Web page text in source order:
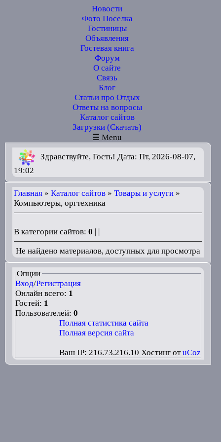
Новости
Фото Поселка
Гостиницы
Объявления
Гостевая книга
Форум
О сайте
Связь
Блог
Статьи про Отдых
Ответы на вопросы
Каталог сайтов
Загрузки (Скачать)
☰ Menu
Здравствуйте, Гость! Дата: Пт, 2026-08-07,
19:02
Главная» Каталог сайтов» Товары и услуги»
Компьютеры, оргтехника
В категории сайтов: 0
Не найдено материалов, доступных для просмотра
Опции
Вход/Регистрация
Онлайн всего: 1
Гостей: 1
Пользователей: 0
Полная статистика сайта
Полная версия сайта
Ваш IP: 216.73.216.10 Хостинг отuCoz